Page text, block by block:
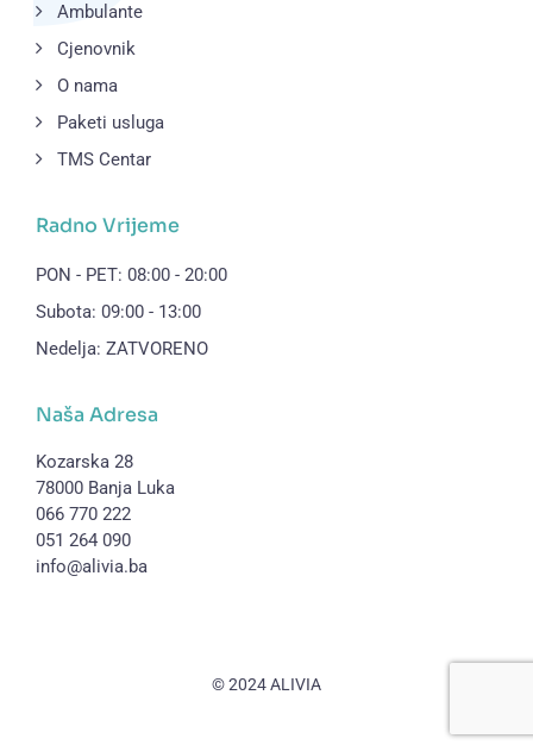
Ambulante
Cjenovnik
O nama
Paketi usluga
TMS Centar
Radno Vrijeme
PON - PET: 08:00 - 20:00
Subota: 09:00 - 13:00
Nedelja: ZATVORENO
Naša Adresa
Kozarska 28
78000 Banja Luka
066 770 222
051 264 090
info@alivia.ba
© 2024 ALIVIA